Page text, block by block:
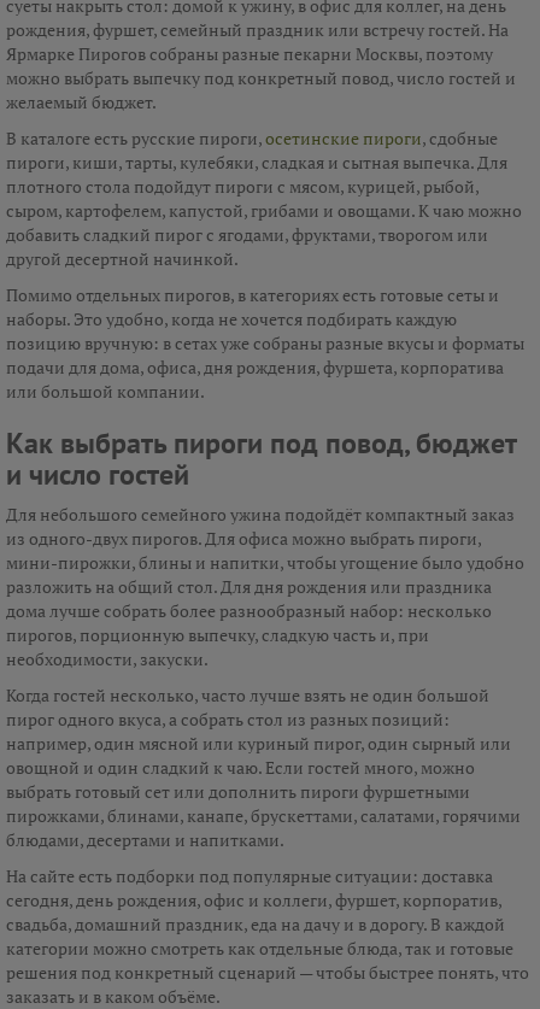
суеты накрыть стол: домой к ужину, в офис для коллег, на день
рождения, фуршет, семейный праздник или встречу гостей. На
Ярмарке Пирогов собраны разные пекарни Москвы, поэтому
можно выбрать выпечку под конкретный повод, число гостей и
желаемый бюджет.
В каталоге есть русские пироги,осетинские пироги, сдобные
пироги, киши, тарты, кулебяки, сладкая и сытная выпечка. Для
плотного стола подойдут пироги с мясом, курицей, рыбой,
сыром, картофелем, капустой, грибами и овощами. К чаю можно
добавить сладкий пирог с ягодами, фруктами, творогом или
другой десертной начинкой.
Помимо отдельных пирогов, в категориях есть готовые сеты и
наборы. Это удобно, когда не хочется подбирать каждую
позицию вручную: в сетах уже собраны разные вкусы и форматы
подачи для дома, офиса, дня рождения, фуршета, корпоратива
или большой компании.
Как выбрать пироги под повод, бюджет
и число гостей
Для небольшого семейного ужина подойдёт компактный заказ
из одного-двух пирогов. Для офиса можно выбрать пироги,
мини-пирожки, блины и напитки, чтобы угощение было удобно
разложить на общий стол. Для дня рождения или праздника
дома лучше собрать более разнообразный набор: несколько
пирогов, порционную выпечку, сладкую часть и, при
необходимости, закуски.
Когда гостей несколько, часто лучше взять не один большой
пирог одного вкуса, а собрать стол из разных позиций:
например, один мясной или куриный пирог, один сырный или
овощной и один сладкий к чаю. Если гостей много, можно
выбрать готовый сет или дополнить пироги фуршетными
пирожками, блинами, канапе, брускеттами, салатами, горячими
блюдами, десертами и напитками.
На сайте есть подборки под популярные ситуации: доставка
сегодня, день рождения, офис и коллеги, фуршет, корпоратив,
свадьба, домашний праздник, еда на дачу и в дорогу. В каждой
категории можно смотреть как отдельные блюда, так и готовые
решения под конкретный сценарий — чтобы быстрее понять, что
заказать и в каком объёме.